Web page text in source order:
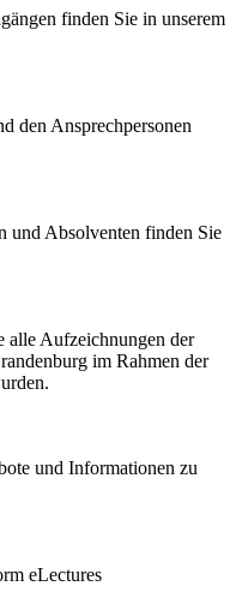
finden Sie in unserem
den Ansprechpersonen
und Absolventen finden Sie
alle Aufzeichnungen der
im Rahmen der
und Informationen zu
eLectures